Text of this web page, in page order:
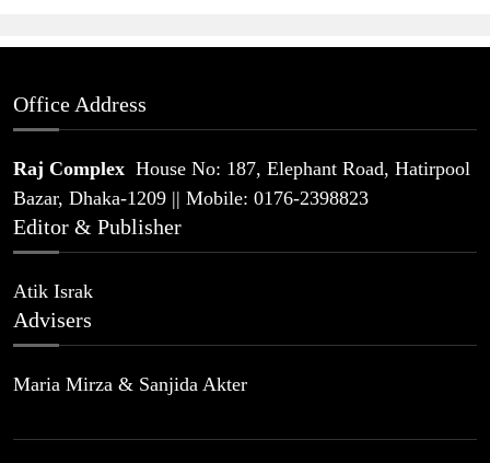
Office Address
Raj Complex House No: 187, Elephant Road, Hatirpool
Bazar, Dhaka-1209 || Mobile: 0176-2398823
Editor & Publisher
Atik Israk
Advisers
Maria Mirza & Sanjida Akter